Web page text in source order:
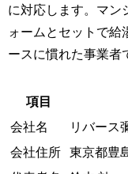
に対応します。マン
ォームとセットで給
ースに慣れた事業者
項目
会社名
リバース
会社住所
東京都豊